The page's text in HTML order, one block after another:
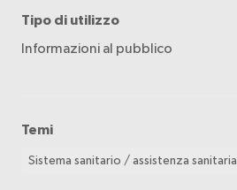
Tipo di utilizzo
Informazioni al pubblico
Temi
Sistema sanitario / assistenza sanitaria